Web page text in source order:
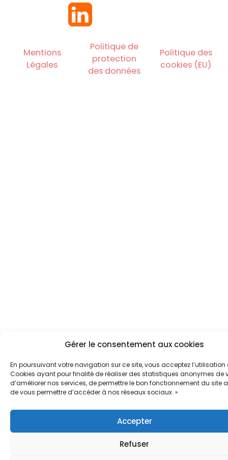
Gérer le consentement aux cookies
En poursuivant votre navigation sur ce site, vous acceptez l’utilisation
Cookies ayant pour finalité de réaliser des statistiques anonymes de
d’améliorer nos services, de permettre le bon fonctionnement du site
de vous permettre d’accéder à nos réseaux sociaux. »
Accepter
Refuser
Mentions
Légales
Politique de
protection
des données
Politique des
cookies (EU)